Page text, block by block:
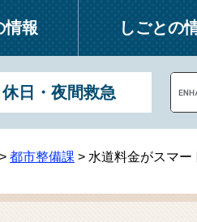
情報 しごとの
休日・夜間救急
o
g
ス
> 都市整備課 > 水道料金がスマー